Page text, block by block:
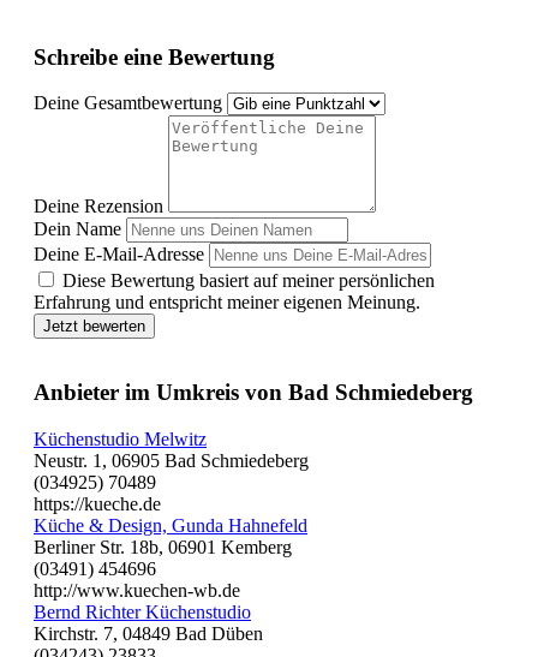
Schreibe eine Bewertung
Deine Gesamtbewertung
Deine Rezension
Dein Name
Deine E-Mail-Adresse
Diese Bewertung basiert auf meiner persönlichen
Erfahrung und entspricht meiner eigenen Meinung.
Jetzt bewerten
Anbieter im Umkreis von Bad Schmiedeberg
Küchenstudio Melwitz
Neustr. 1, 06905 Bad Schmiedeberg
(034925) 70489
https://kueche.de
Küche & Design, Gunda Hahnefeld
Berliner Str. 18b, 06901 Kemberg
(03491) 454696
http://www.kuechen-wb.de
Bernd Richter Küchenstudio
Kirchstr. 7, 04849 Bad Düben